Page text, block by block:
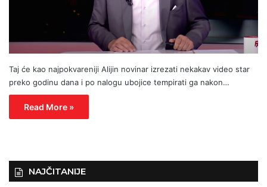
Taj će kao najpokvareniji Alijin novinar izrezati nekakav video star
preko godinu dana i po nalogu ubojice tempirati ga nakon…
Read More »
NAJČITANIJE